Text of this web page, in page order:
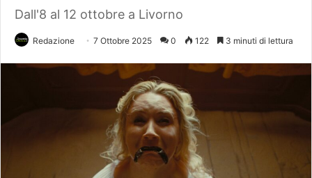
Dall'8 al 12 ottobre a Livorno
Redazione 7 Ottobre 2025 0 122 3 minuti di lettura